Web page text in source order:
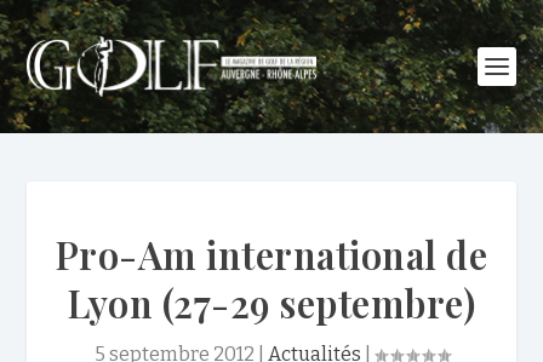
Pro-Am international de
Lyon (27-29 septembre)
5 septembre 2012 Actualités